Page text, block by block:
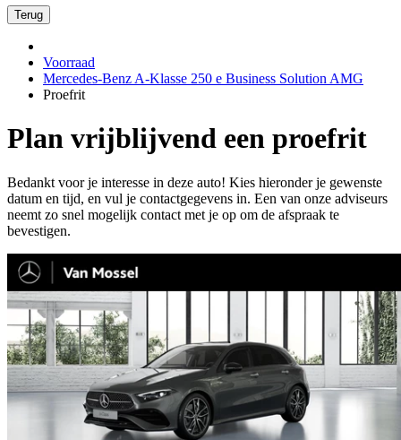
Terug
Voorraad
Mercedes-Benz A-Klasse 250 e Business Solution AMG
Proefrit
Plan vrijblijvend een proefrit
Bedankt voor je interesse in deze auto! Kies hieronder je gewenste
datum en tijd, en vul je contactgegevens in. Een van onze adviseurs
neemt zo snel mogelijk contact met je op om de afspraak te
bevestigen.